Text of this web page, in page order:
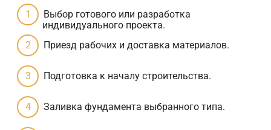
Выбор готового или разработка
индивидуального проекта.
Приезд рабочих и доставка материалов.
Подготовка к началу строительства.
Заливка фундамента выбранного типа.